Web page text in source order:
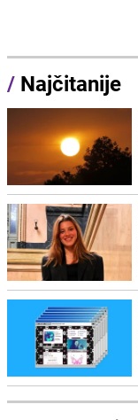
/ Najčitanije